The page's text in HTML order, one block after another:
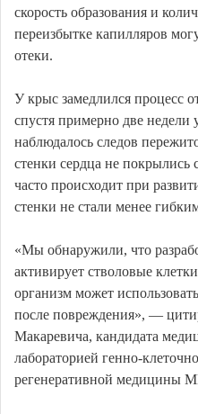
скорость образования и
переизбытке капилляров
отеки.
У крыс замедлился процесс
спустя примерно две недели
наблюдалось следов
стенки сердца не покрылись
часто происходит при
стенки не стали менее
«Мы обнаружили, что
активирует стволовые
организм может
после повреждения», —
Макаревича, кандидата
лабораторией генно-
регенеративной медицины